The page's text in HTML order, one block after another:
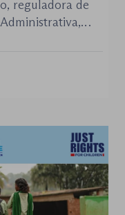
reguladora de
no han
como en
[…]